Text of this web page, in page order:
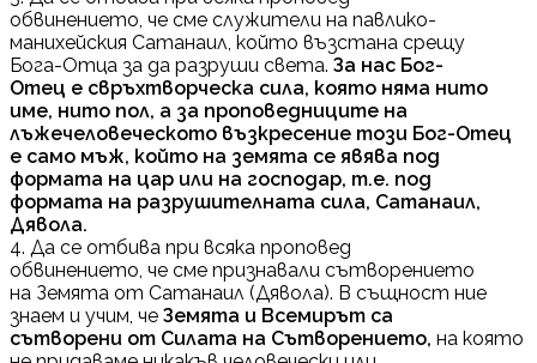
обвинението, че сме служители на павлико-
манихейския Сатанаил, който възстана срещу
Бога-Отца за да разруши света. За нас Бог-
Отец е свръхтворческа сила, която няма нито
име, нито пол, а за проповедниците на
лъжечеловеческото възкресение този Бог-Отец
е само мъж, който на земята се явява под
формата на цар или на господар, т.е. под
формата на разрушителната сила, Сатанаил,
Дявола.
4. Да се отбива при всяка проповед
обвинението, че сме признавали сътворението
на Земята от Сатанаил (Дявола). В същност ние
знаем и учим, че Земята и Всемирът са
сътворени от Силата на Сътворението, на която